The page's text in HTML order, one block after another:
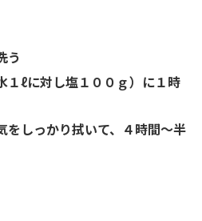
う
１ℓに対し塩１００ｇ）に１時
をしっかり拭いて、４時間〜半